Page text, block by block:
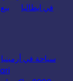
في ايطاليا
سياحة في أرمينيا